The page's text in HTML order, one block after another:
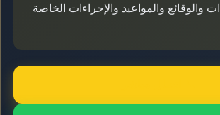
والوقائع والمواعيد والإجراءات الخاصة